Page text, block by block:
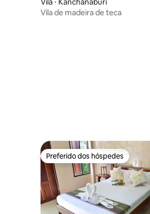
Vila de madeira de teca
Preferido dos hóspedes
Preferido dos hóspedes